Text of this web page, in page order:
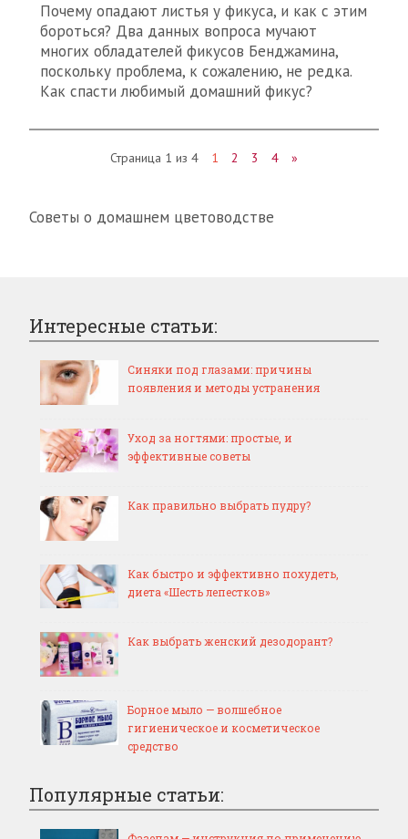
Почему опадают листья у фикуса, и как с этим
бороться? Два данных вопроса мучают
многих обладателей фикусов Бенджамина,
поскольку проблема, к сожалению, не редка.
Как спасти любимый домашний фикус?
Страница 1 из 4 1 2 3 4 »
Советы о домашнем цветоводстве
Интересные статьи:
Синяки под глазами: причины
появления и методы устранения
Уход за ногтями: простые, и
эффективные советы
Как правильно выбрать пудру?
Как быстро и эффективно похудеть,
диета «Шесть лепестков»
Как выбрать женский дезодорант?
Борное мыло — волшебное
гигиеническое и косметическое
средство
Популярные статьи: